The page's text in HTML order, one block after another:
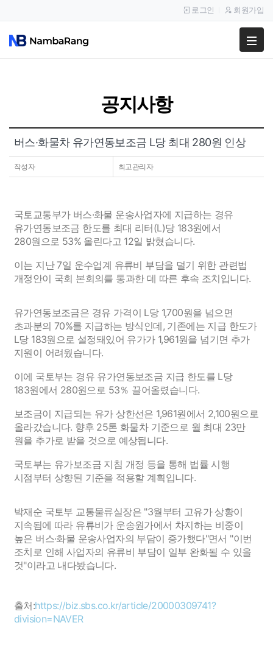
팔고
공지사항
이용후기
로그인 회원가입
공지사항
버스·화물차 유가연동보조금 L당 최대 280원 인상
작성자 최고관리자
국토교통부가 버스·화물 운송사업자에 지급하는 경유
유가연동보조금 한도를 최대 리터(L)당 183원에서
280원으로 53% 올린다고 12일 밝혔습니다.
이는 지난 7일 운수업계 유류비 부담을 덜기 위한 관련법
개정안이 국회 본회의를 통과한 데 따른 후속 조치입니다.
유가연동보조금은 경유 가격이 L당 1,700원을 넘으면
초과분의 70%를 지급하는 방식인데, 기존에는 지급 한도가
L당 183원으로 설정돼있어 유가가 1,961원을 넘기면 추가
지원이 어려웠습니다.
이에 국토부는 경유 유가연동보조금 지급 한도를 L당
183원에서 280원으로 53％ 끌어올렸습니다.
보조금이 지급되는 유가 상한선은 1,961원에서 2,100원으로
올라갔습니다. 향후 25톤 화물차 기준으로 월 최대 23만
원을 추가로 받을 것으로 예상됩니다.
국토부는 유가보조금 지침 개정 등을 통해 법률 시행
시점부터 상향된 기준을 적용할 계획입니다.
박재순 국토부 교통물류실장은 "3월부터 고유가 상황이
지속됨에 따라 유류비가 운송원가에서 차지하는 비중이
높은 버스·화물 운송사업자의 부담이 증가했다"면서 "이번
조치로 인해 사업자의 유류비 부담이 일부 완화될 수 있을
것"이라고 내다봤습니다.
출처:https://biz.sbs.co.kr/article/20000309741?
division=NAVER